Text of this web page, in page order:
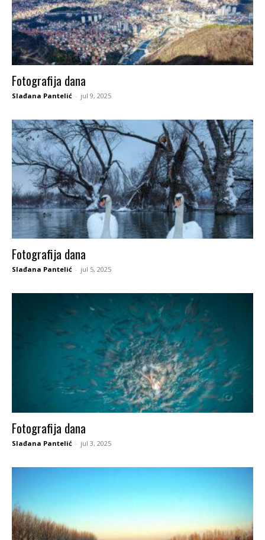
Fotografija dana
Slađana Pantelić - jul 9, 2025
Fotografija dana
Slađana Pantelić - jul 5, 2025
Fotografija dana
Slađana Pantelić - jul 3, 2025